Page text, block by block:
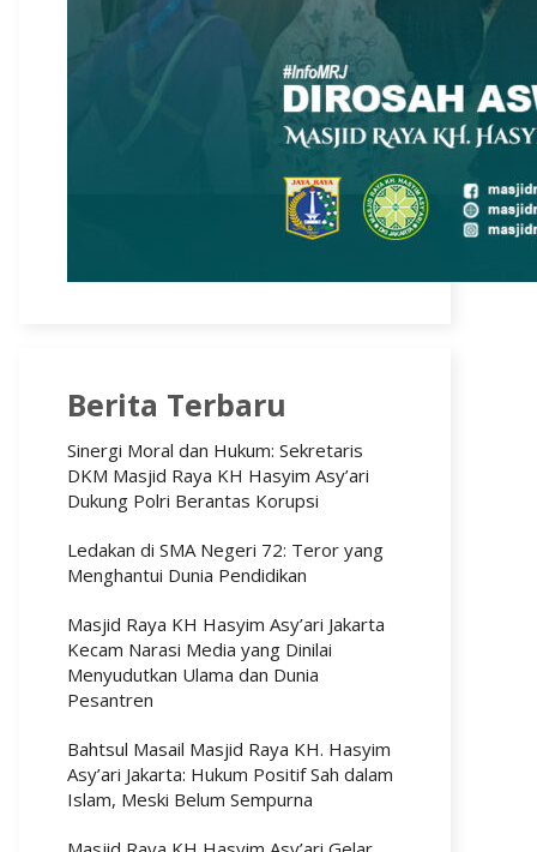
Berita Terbaru
Sinergi Moral dan Hukum: Sekretaris
DKM Masjid Raya KH Hasyim Asy’ari
Dukung Polri Berantas Korupsi
Ledakan di SMA Negeri 72: Teror yang
Menghantui Dunia Pendidikan
Masjid Raya KH Hasyim Asy’ari Jakarta
Kecam Narasi Media yang Dinilai
Menyudutkan Ulama dan Dunia
Pesantren
Bahtsul Masail Masjid Raya KH. Hasyim
Asy’ari Jakarta: Hukum Positif Sah dalam
Islam, Meski Belum Sempurna